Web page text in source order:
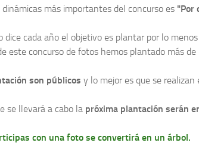
dinámicas más importantes del concurso es "Por
dice cada año el objetivo es plantar por lo
este concurso de fotos hemos plantado más
son públicos y lo mejor es que se
se llevará a cabo la próxima plantación serán
con una foto se convertirá en un árbol.